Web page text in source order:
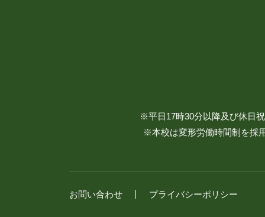
※平日17時30分以降及び休日
※本校は変形労働時間制を採
お問い合わせ プライバシーポリシー